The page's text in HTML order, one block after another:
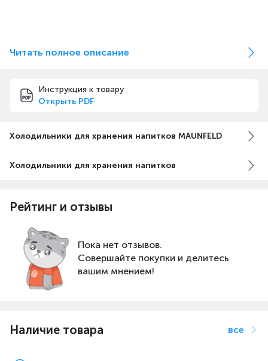
Читать полное описание
Инструкция к товару
Открыть PDF
Холодильники для хранения напитков MAUNFELD
Холодильники для хранения напитков
Рейтинг и отзывы
Пока нет отзывов.
Совершайте покупки и делитесь
вашим мнением!
Наличие товара все